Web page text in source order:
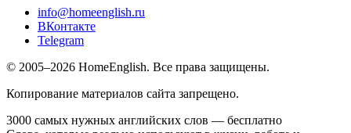
info@homeenglish.ru
ВКонтакте
Telegram
© 2005–2026 HomeEnglish. Все права защищены.
Копирование материалов сайта запрещено.
3000 самых нужных английских слов — бесплатно